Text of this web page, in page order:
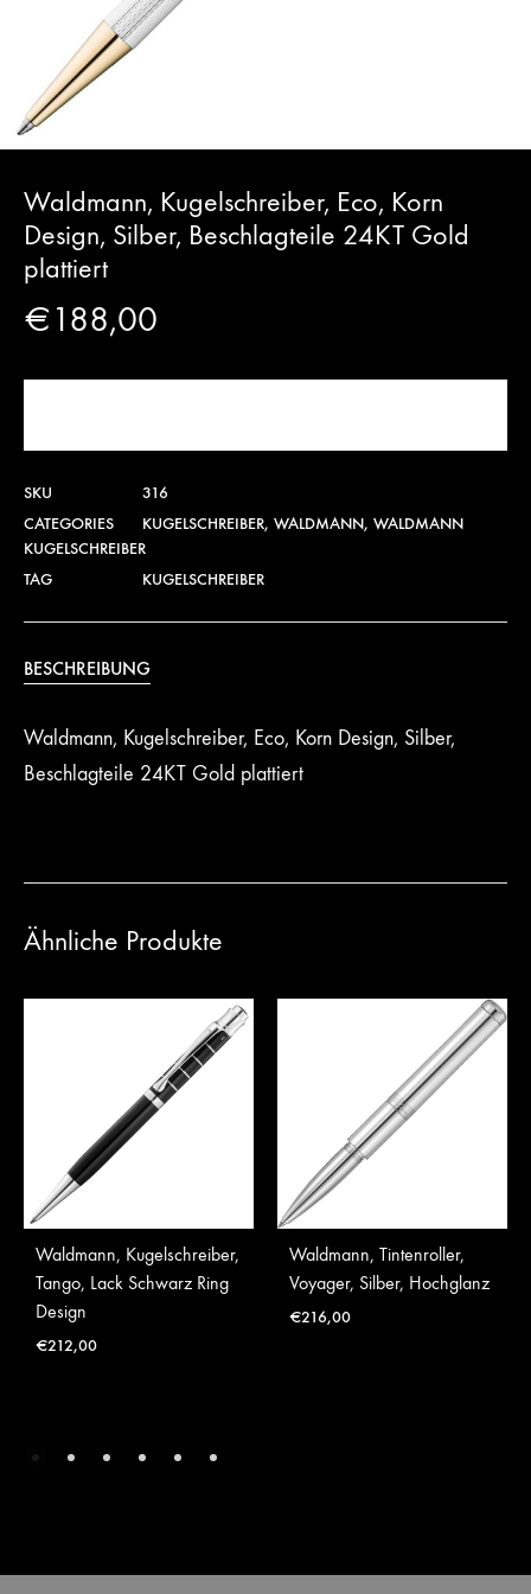
Waldmann, Kugelschreiber, Eco, Korn
Design, Silber, Beschlagteile 24KT Gold
plattiert
€188,00
SKU
316
CATEGORIES
KUGELSCHREIBER, WALDMANN, WALDMANN
KUGELSCHREIBER
TAG
KUGELSCHREIBER
BESCHREIBUNG
Waldmann, Kugelschreiber, Eco, Korn Design, Silber,
Beschlagteile 24KT Gold plattiert
Ähnliche Produkte
Waldmann, Kugelschreiber,
Tango, Lack Schwarz Ring
Design
€212,00
Waldmann, Tintenroller,
Voyager, Silber, Hochglanz
€216,00